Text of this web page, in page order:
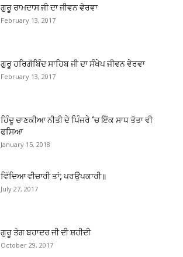
ਗੁਰੂ ਰਾਮਦਾਸ ਜੀ ਦਾ ਜੀਵਨ ਵੇਰਵਾ
February 13, 2017
ਗੁਰੂ ਹਰਿਗੋਬਿੰਦ ਸਾਹਿਬ ਜੀ ਦਾ ਸੰਖੇਪ ਜੀਵਨ ਵੇਰਵਾ
February 13, 2017
ਹਿੰਦੂ ਚਾਣਕੀਆ ਨੀਤੀ ਦੇ ਪਿੰਜਰੇ ‘ਚ ਇੱਕ ਸਾਧ ਤੋਤਾ ਵੀ
ਫਸਿਆ
January 15, 2018
ਵਿੱਦਿਆ ਵੀਚਾਰੀ ਤਾਂ; ਪਰਉਪਕਾਰੀ॥
July 27, 2017
ਗੁਰੂ ਤੇਗ ਬਹਾਦਰ ਜੀ ਦੀ ਸ਼ਹੀਦੀ
October 29, 2017